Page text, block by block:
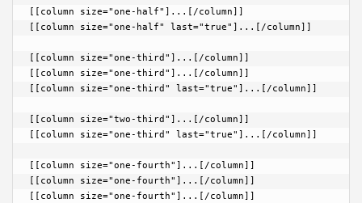
[[column size="one-half"]...[/column]]
[[column size="one-half" last="true"]...[/column]]
[[column size="one-third"]...[/column]]
[[column size="one-third"]...[/column]]
[[column size="one-third" last="true"]...[/column]]
[[column size="two-third"]...[/column]]
[[column size="one-third" last="true"]...[/column]]
[[column size="one-fourth"]...[/column]]
[[column size="one-fourth"]...[/column]]
[[column size="one-fourth"]...[/column]]